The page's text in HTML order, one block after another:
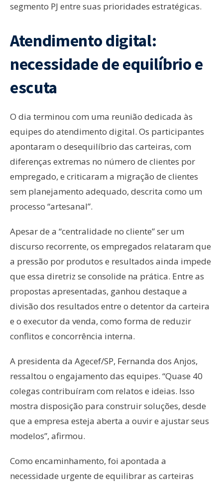
segmento PJ entre suas prioridades estratégicas.
Atendimento digital:
necessidade de equilíbrio e
escuta
O dia terminou com uma reunião dedicada às
equipes do atendimento digital. Os participantes
apontaram o desequilíbrio das carteiras, com
diferenças extremas no número de clientes por
empregado, e criticaram a migração de clientes
sem planejamento adequado, descrita como um
processo “artesanal”.
Apesar de a “centralidade no cliente” ser um
discurso recorrente, os empregados relataram que
a pressão por produtos e resultados ainda impede
que essa diretriz se consolide na prática. Entre as
propostas apresentadas, ganhou destaque a
divisão dos resultados entre o detentor da carteira
e o executor da venda, como forma de reduzir
conflitos e concorrência interna.
A presidenta da Agecef/SP, Fernanda dos Anjos,
ressaltou o engajamento das equipes. “Quase 40
colegas contribuíram com relatos e ideias. Isso
mostra disposição para construir soluções, desde
que a empresa esteja aberta a ouvir e ajustar seus
modelos”, afirmou.
Como encaminhamento, foi apontada a
necessidade urgente de equilibrar as carteiras